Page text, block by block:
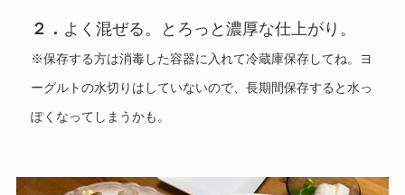
２． よく混ぜる。とろっと濃厚な仕上がり。
※保存する方は消毒した容器に入れて冷蔵庫保存してね。ヨ
ーグルトの水切りはしていないので、長期間保存すると水っ
ぽくなってしまうかも。